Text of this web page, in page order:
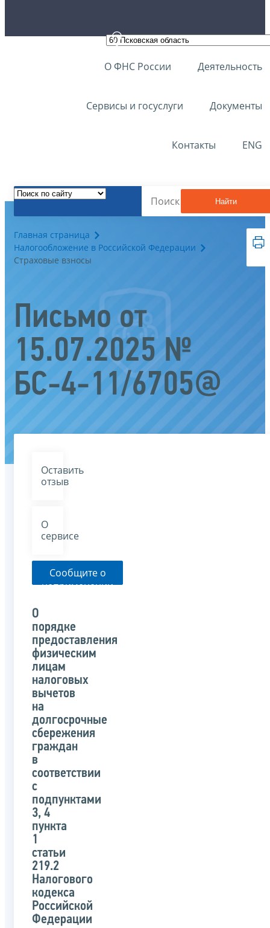
О ФНС России Деятельность
Сервисы и госуслуги Документы
Контакты ENG
Найти
Главная страница
Налогообложение в Российской Федерации
Страховые взносы
Письмо от
15.07.2025 №
БС-4-11/6705@
Оставить
отзыв
О
сервисе
Сообщите о
неприменении
указанного
письма
О
порядке
предоставления
физическим
лицам
налоговых
вычетов
на
долгосрочные
сбережения
граждан
в
соответствии
с
подпунктами
3, 4
пункта
1
статьи
219.2
Налогового
кодекса
Российской
Федерации